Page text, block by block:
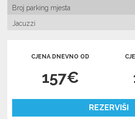
Broj parking mjesta
Jacuzzi
CJENA DNEVNO OD
157€
REZERVIŠI